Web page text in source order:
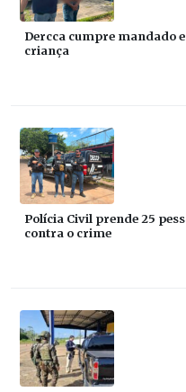
Dercca cumpre mandado
criança
Polícia Civil prende 25
contra o crime